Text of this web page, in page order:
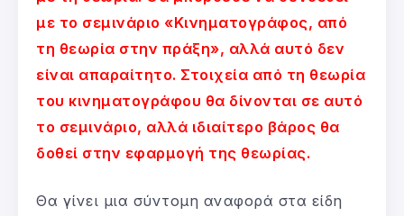
με το σεμινάριο «Κινηματογράφος, από
τη θεωρία στην πράξη», αλλά αυτό δεν
είναι απαραίτητο. Στοιχεία από τη θεωρία
του κινηματογράφου θα δίνονται σε αυτό
το σεμινάριο, αλλά ιδιαίτερο βάρος θα
δοθεί στην εφαρμογή της θεωρίας.
Θα γίνει μια σύντομη αναφορά στα είδη